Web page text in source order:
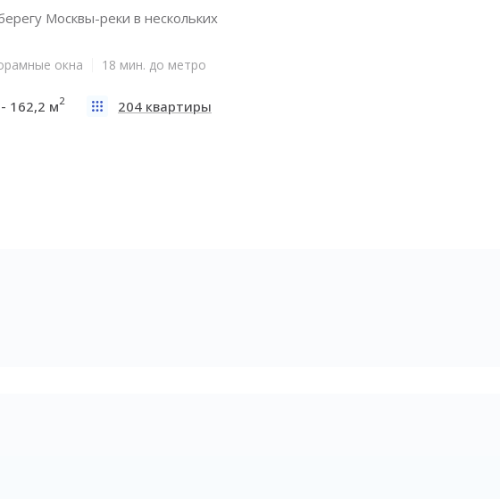
Москвы-реки в нескольких
окна 18 мин. до метро
162,2 м2 204 квартиры